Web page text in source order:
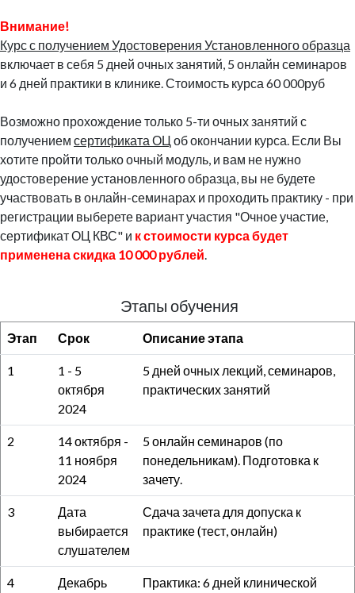
Внимание!
Курс с получением Удостоверения Установленного образца
включает в себя 5 дней очных занятий, 5 онлайн семинаров
и 6 дней практики в клинике. Стоимость курса 60 000руб
Возможно прохождение только 5-ти очных занятий с
получением сертификата ОЦ об окончании курса. Если Вы
хотите пройти только очный модуль, и вам не нужно
удостоверение установленного образца, вы не будете
участвовать в онлайн-семинарах и проходить практику - при
регистрации выберете вариант участия "Очное участие,
сертификат ОЦ КВС" и к стоимости курса будет
применена скидка 10 000 рублей.
Этапы обучения
Этап Срок Описание этапа
1
1 - 5
октября
2024
5 дней очных лекций, семинаров,
практических занятий
2
14 октября -
11 ноября
2024
5 онлайн семинаров (по
понедельникам). Подготовка к
зачету.
3
Дата
выбирается
слушателем
Сдача зачета для допуска к
практике (тест, онлайн)
4
Декабрь
Практика: 6 дней клинической